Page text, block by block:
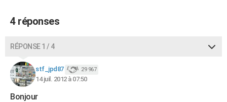
Carte de Noël
Carte Bonne année
Carte Saint-Valentin
Carte Pâques
Carte d'anniversaire
DICTIONNAIRE
Dictionnaire
Biographies
Citations
Expressions
Proverbes
PROGRAMME TV
COPAINS D'AVANT
S'inscrire
Se connecter
Lycées
Collèges
Primaires
Universités
Entreprises
Service militaire
Avis de recherche
4 réponses
RÉPONSE 1 / 4
stf_jpd87 29 967
14 juil. 2012 à 07:50
Bonjour